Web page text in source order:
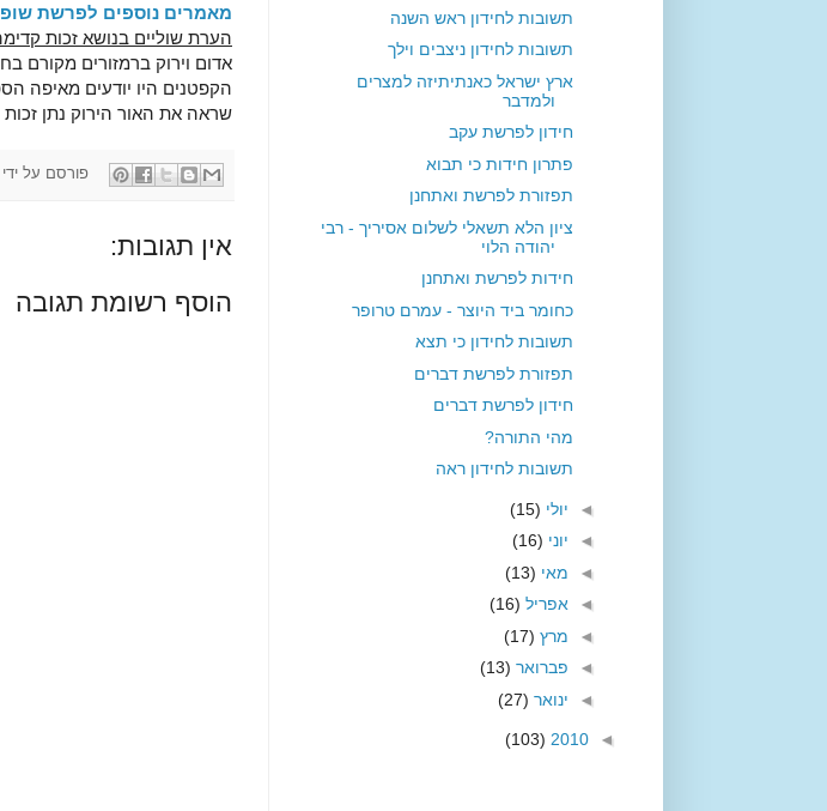
מאמרים נוספים לפרשת
הערת שוליים בנושא זכות
אדום וירוק ברמזורים מקורם
הקפטנים היו יודעים מאיפה
שראה את האור הירוק נתן
פורסם על ידי
אין תגובות:
הוסף רשומת תגובה
תשובות לחידון ראש השנה
תשובות לחידון ניצבים וילך
ארץ ישראל כאנתיתיזה למצרים
ולמדבר
חידון לפרשת עקב
פתרון חידות כי תבוא
תפזורת לפרשת ואתחנן
ציון הלא תשאלי לשלום אסיריך - רבי
יהודה הלוי
חידות לפרשת ואתחנן
כחומר ביד היוצר - עמרם טרופר
תשובות לחידון כי תצא
תפזורת לפרשת דברים
חידון לפרשת דברים
מהי התורה?
תשובות לחידון ראה
◄ יולי (15)
◄ יוני (16)
◄ מאי (13)
◄ אפריל (16)
◄ מרץ (17)
◄ פברואר (13)
◄ ינואר (27)
◄
2010
(103)